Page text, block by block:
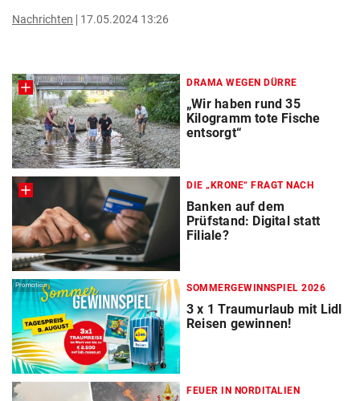
Nachrichten 17.05.2024 13:26
DRAMA WEGEN DÜRRE
„Wir haben rund 35
Kilogramm tote Fische
entsorgt“
DIE „KRONE“ FRAGT NACH
Banken auf dem
Prüfstand: Digital statt
Filiale?
Promotion SOMMERGEWINNSPIEL 2026
3 x 1 Traumurlaub mit Lidl
Reisen gewinnen!
FEUER IN NORDITALIEN